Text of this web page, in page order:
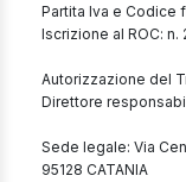
Partita Iva e Codice
Iscrizione al ROC:
Autorizzazione del
Direttore
Sede legale: Via
95128 CATANIA